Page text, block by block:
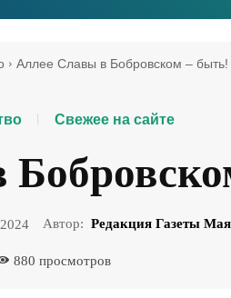
Аллее Славы в Бобровском – быть!
Свежее на сайте
Автор: Редакция Газеты
880 просмотров